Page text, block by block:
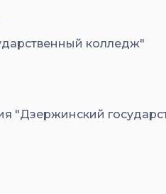
колледж"
"Дзержинский